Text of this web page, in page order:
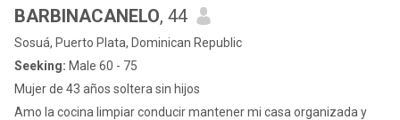
BARBINACANELO, 44
Sosuá, Puerto Plata, Dominican Republic
Seeking: Male 60 - 75
Mujer de 43 años soltera sin hijos
Amo la cocina limpiar conducir mantener mi casa organizada y